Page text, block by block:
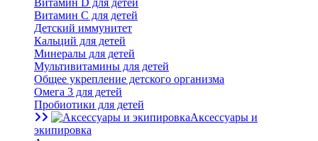
Витамин D для детей
Витамин С для детей
Детский иммунитет
Кальций для детей
Минералы для детей
Мультивитамины для детей
Общее укрепление детского организма
Омега 3 для детей
Пробиотики для детей
Аксессуары и
экипировка